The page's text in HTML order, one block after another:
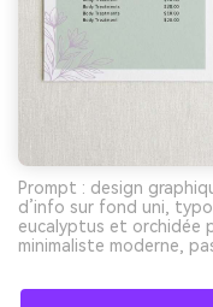
Prompt : design
d’info sur fond uni,
eucalyptus et orchidée
minimaliste moderne,